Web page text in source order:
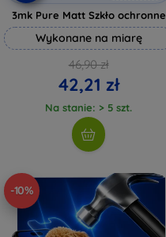
3mk Pure Matt Szkło ochronne
Wykonane na miarę
46,90 zł
42,21 zł
Na stanie: > 5 szt.
-10%